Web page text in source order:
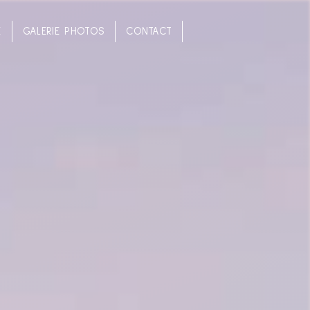
GALERIE PHOTOS CONTACT